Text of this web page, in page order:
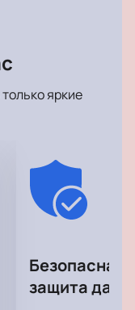
вживую
услышать
яркие
Безопасная
защита